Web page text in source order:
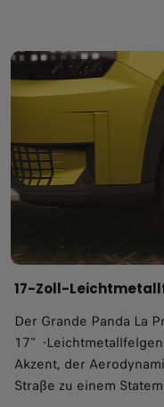
17-Zoll-
Der Grande Panda La
17″-
Akzent, der
Straße zu einem